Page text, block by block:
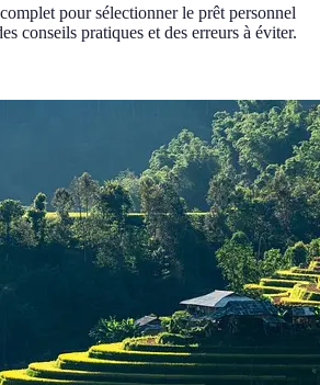
pour sélectionner le prêt personnel
conseils pratiques et des erreurs à éviter.